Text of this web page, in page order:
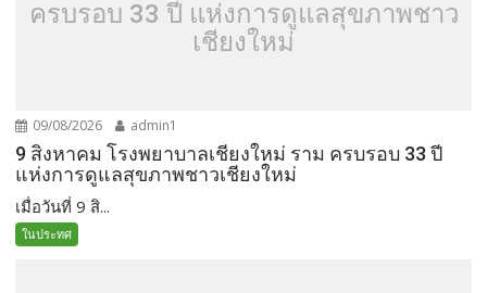
ครบรอบ 33 ปี แห่งการดูแลสุขภาพชาว
เชียงใหม่
09/08/2026 admin1
9 สิงหาคม โรงพยาบาลเชียงใหม่ ราม ครบรอบ 33 ปี
แห่งการดูแลสุขภาพชาวเชียงใหม่
เมื่อวันที่ 9 สิ...
ในประทศ